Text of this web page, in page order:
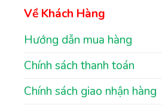
Về Khách Hàng
Hướng dẫn mua hàng
Chính sách thanh toán
Chính sách giao nhận hàng